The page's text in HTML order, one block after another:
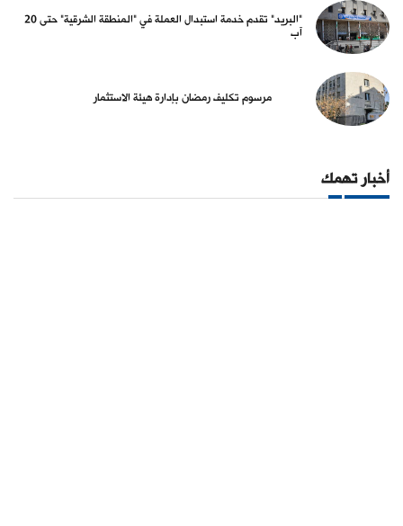
"البريد" تقدم خدمة استبدال العملة في "المنطقة الشرقية" حتى 20
آب
مرسوم تكليف رمضان بإدارة هيئة الاستثمار
أخبار تهمك